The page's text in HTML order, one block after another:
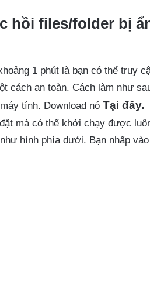
hồi files/folder bị
1 phút là bạn có thể truy
cách an toàn. Cách làm như
tính. Download nó Tại đây.
mà có thể khởi chạy được
hình phía dưới. Bạn nhấp vào